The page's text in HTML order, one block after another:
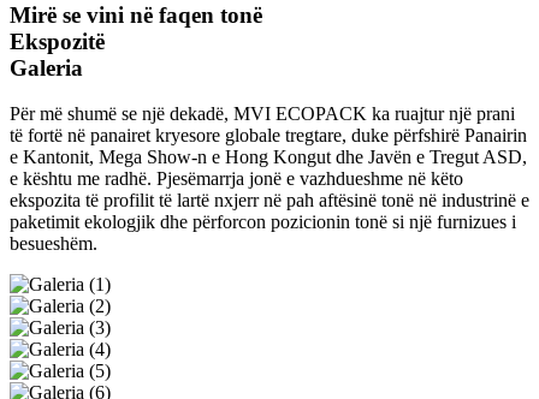
Mirë se vini në faqen tonë
Ekspozitë
Galeria
Për më shumë se një dekadë, MVI ECOPACK ka ruajtur një prani
të fortë në panairet kryesore globale tregtare, duke përfshirë Panairin
e Kantonit, Mega Show-n e Hong Kongut dhe Javën e Tregut ASD,
e kështu me radhë. Pjesëmarrja jonë e vazhdueshme në këto
ekspozita të profilit të lartë nxjerr në pah aftësinë tonë në industrinë e
paketimit ekologjik dhe përforcon pozicionin tonë si një furnizues i
besueshëm.